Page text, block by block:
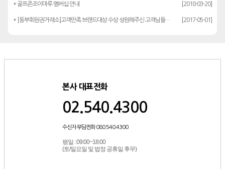
* 골프존조이마루 멤버십 안내 [2018-03-20]
* [동부회원권거래소]고객만족 브랜드대상 수상 성원해주신 고객님들께 감사드립… [2017-05-01]
본사 대표전화
02.540.4300
수신자 부담전화 080.540.4300
평일 : 09:00~18:00
(토/일요일 및 법정 공휴일 후무)